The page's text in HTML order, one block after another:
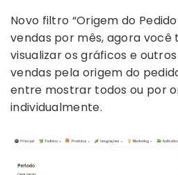
Novo filtro “Origem do
vendas por mês, agora
visualizar os gráficos e
vendas pela origem do
entre mostrar todos ou por
individualmente.